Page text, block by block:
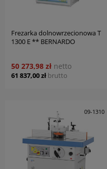
Frezarka dolnowrzecionowa T
1300 E ** BERNARDO
61 837,00 zł brutto
50 273,98 zł netto
09-1310